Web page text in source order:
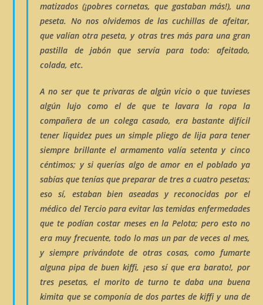
matizados (¡pobres cornetas, que gastaban más!), una
peseta. No nos olvidemos de lascuchillas de afeitar,
que valían otra peseta, y otras tres más para una gran
pastilla dejabónque servía para todo: afeitado,
colada, etc.
A no ser que te privaras de algún vicio o que tuvieses
algún lujo como el de que te lavara la ropa la
compañera de un colega casado, era bastante difícil
tenerliquidezpues un simple pliego de lijapara tener
siempre brillante el armamento valía setenta y cinco
céntimos; y si querías algo de amor en el poblado ya
sabías que tenías que preparar de tres a cuatro pesetas;
eso sí, estaban bien aseadas y reconocidas por el
médico del Tercio para evitar las temidas enfermedades
que te podían costar meses en la Pelota; pero esto no
era muy frecuente, todo lo mas un par de veces al mes,
y siempre privándote de otras cosas, como fumarte
alguna pipa de buenkiffi, ¡eso sí que era barato!, por
tres pesetas, el morito de turno te daba una buena
kimita que se componía de dos partes dekiffiy una de